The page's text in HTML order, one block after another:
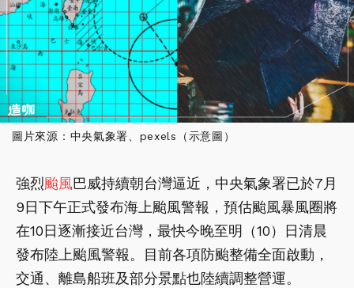
圖片來源：中央氣象署、pexels（示意圖）
強烈颱風巴威持續朝台灣逼近，中央氣象署已於7月
9日下午正式發布海上颱風警報，預估颱風暴風圈將
在10日逐漸接近台灣，最快今晚至明（10）日清晨
發布陸上颱風警報。目前各項防颱整備全面啟動，
交通、離島船班及部分景點也陸續調整營運。